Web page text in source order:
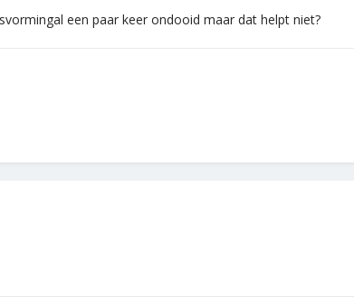
een paar keer ondooid maar dat helpt niet?